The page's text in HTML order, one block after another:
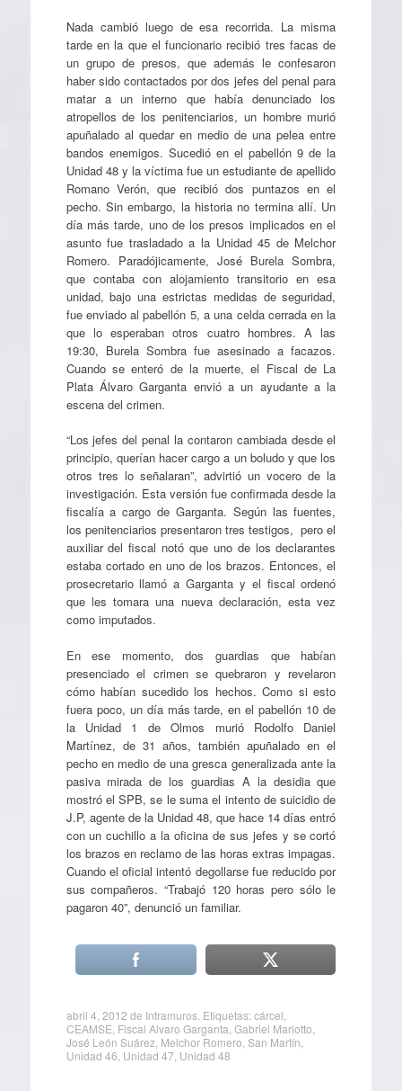
Nada cambió luego de esa recorrida. La misma
tarde en la que el funcionario recibió tres facas de
un grupo de presos, que además le confesaron
haber sido contactados por dos jefes del penal para
matar a un interno que había denunciado los
atropellos de los penitenciarios, un hombre murió
apuñalado al quedar en medio de una pelea entre
bandos enemigos. Sucedió en el pabellón 9 de la
Unidad 48 y la víctima fue un estudiante de apellido
Romano Verón, que recibió dos puntazos en el
pecho. Sin embargo, la historia no termina allí. Un
día más tarde, uno de los presos implicados en el
asunto fue trasladado a la Unidad 45 de Melchor
Romero. Paradójicamente, José Burela Sombra,
que contaba con alojamiento transitorio en esa
unidad, bajo una estrictas medidas de seguridad,
fue enviado al pabellón 5, a una celda cerrada en la
que lo esperaban otros cuatro hombres. A las
19:30, Burela Sombra fue asesinado a facazos.
Cuando se enteró de la muerte, el Fiscal de La
Plata Álvaro Garganta envió a un ayudante a la
escena del crimen.
“Los jefes del penal la contaron cambiada desde el
principio, querían hacer cargo a un boludo y que los
otros tres lo señalaran”, advirtió un vocero de la
investigación. Esta versión fue confirmada desde la
fiscalía a cargo de Garganta. Según las fuentes,
los penitenciarios presentaron tres testigos, pero el
auxiliar del fiscal notó que uno de los declarantes
estaba cortado en uno de los brazos. Entonces, el
prosecretario llamó a Garganta y el fiscal ordenó
que les tomara una nueva declaración, esta vez
como imputados.
En ese momento, dos guardias que habían
presenciado el crimen se quebraron y revelaron
cómo habían sucedido los hechos. Como si esto
fuera poco, un día más tarde, en el pabellón 10 de
la Unidad 1 de Olmos murió Rodolfo Daniel
Martínez, de 31 años, también apuñalado en el
pecho en medio de una gresca generalizada ante la
pasiva mirada de los guardias A la desidia que
mostró el SPB, se le suma el intento de suicidio de
J.P, agente de la Unidad 48, que hace 14 días entró
con un cuchillo a la oficina de sus jefes y se cortó
los brazos en reclamo de las horas extras impagas.
Cuando el oficial intentó degollarse fue reducido por
sus compañeros. “Trabajó 120 horas pero sólo le
pagaron 40”, denunció un familiar.
abril 4, 2012 de Intramuros. Etiquetas:cárcel
CEAMSE Fiscal Alvaro Garganta Gabriel Mariotto
José León Suárez, Melchor Romero San Martín
Unidad 46 Unidad 47 Unidad 48